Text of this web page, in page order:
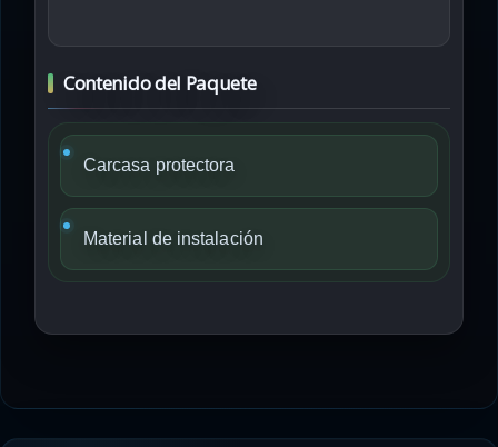
Contenido del Paquete
Carcasa protectora
Material de instalación